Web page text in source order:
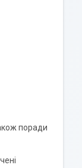
поради